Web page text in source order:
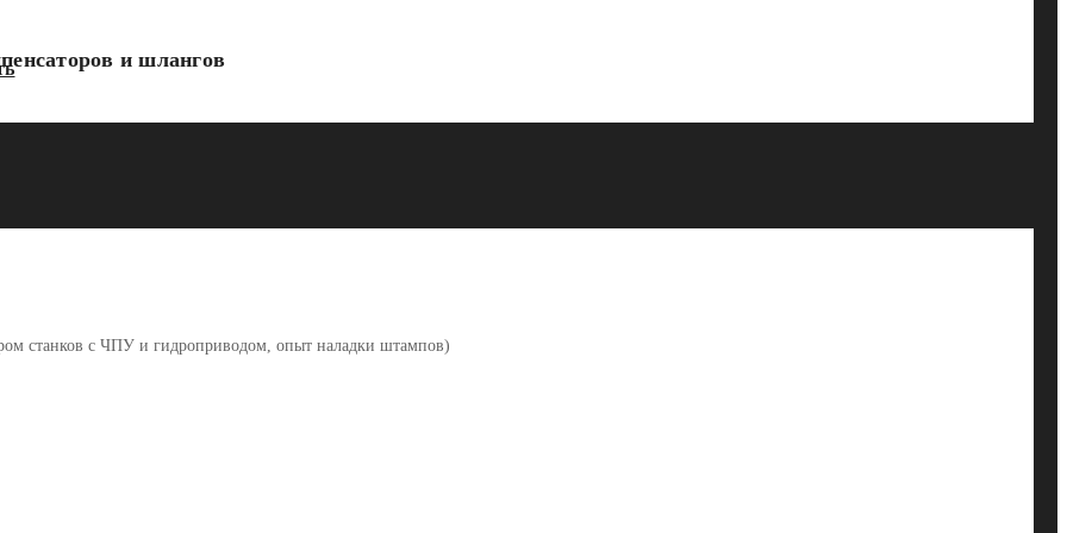
и шлангов
станков с ЧПУ и гидроприводом, опыт наладки штампов)